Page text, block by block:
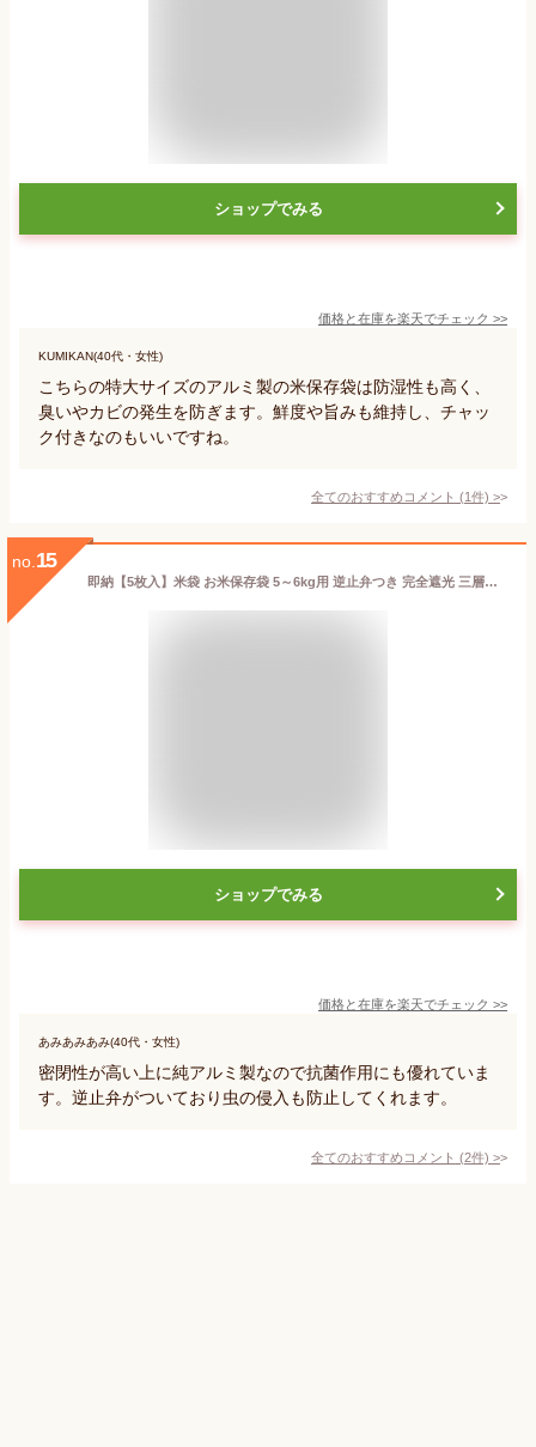
ショップでみる
価格と在庫を楽天でチェック >>
KUMIKAN(40代・女性)
こちらの特大サイズのアルミ製の米保存袋は防湿性も高く、
臭いやカビの発生を防ぎます。鮮度や旨みも維持し、チャッ
ク付きなのもいいですね。
全てのおすすめコメント (1件) >
no. 15
即納【5枚入】米袋 お米保存袋 5～6kg用 逆止弁つき 完全遮光 三層構造 純アルミ製 密閉 米びつ 真空パック お米 保存袋 アルミ袋 極厚 無酸素 防虫 防カビ 酸化防止 光遮断 長期保存 スリム 冷蔵庫 野菜 白米 玄米 長持ち 密閉袋 米保存袋 長期保存袋 真空 虫除け
ショップでみる
価格と在庫を楽天でチェック >>
あみあみあみ(40代・女性)
密閉性が高い上に純アルミ製なので抗菌作用にも優れていま
す。逆止弁がついており虫の侵入も防止してくれます。
全てのおすすめコメント (2件) >